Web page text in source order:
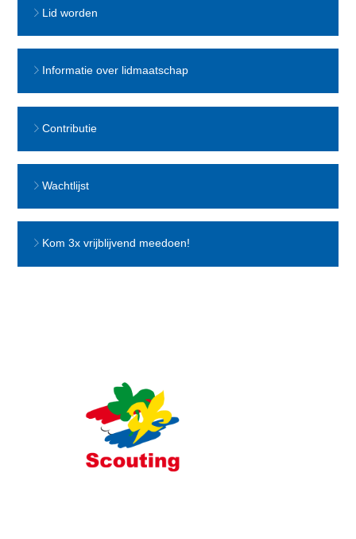
Lid worden
Informatie over lidmaatschap
Contributie
Wachtlijst
Kom 3x vrijblijvend meedoen!